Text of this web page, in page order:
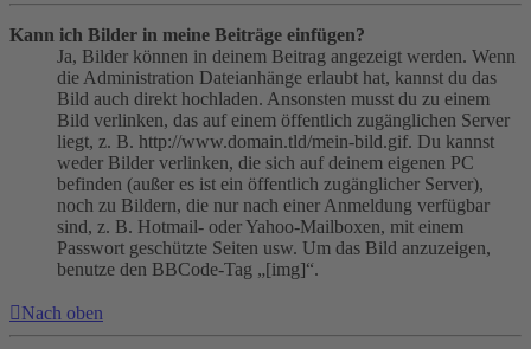
Kann ich Bilder in meine Beiträge einfügen?
Ja, Bilder können in deinem Beitrag angezeigt werden. Wenn
die Administration Dateianhänge erlaubt hat, kannst du das
Bild auch direkt hochladen. Ansonsten musst du zu einem
Bild verlinken, das auf einem öffentlich zugänglichen Server
liegt, z. B. http://www.domain.tld/mein-bild.gif. Du kannst
weder Bilder verlinken, die sich auf deinem eigenen PC
befinden (außer es ist ein öffentlich zugänglicher Server),
noch zu Bildern, die nur nach einer Anmeldung verfügbar
sind, z. B. Hotmail- oder Yahoo-Mailboxen, mit einem
Passwort geschützte Seiten usw. Um das Bild anzuzeigen,
benutze den BBCode-Tag „[img]“.
Nach oben